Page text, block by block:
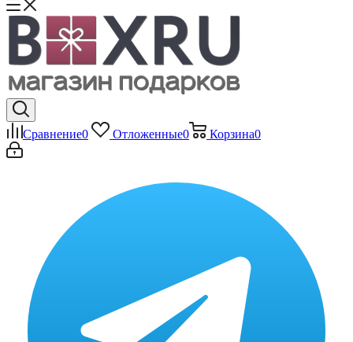
Сравнение0 Отложенные0 Корзина0